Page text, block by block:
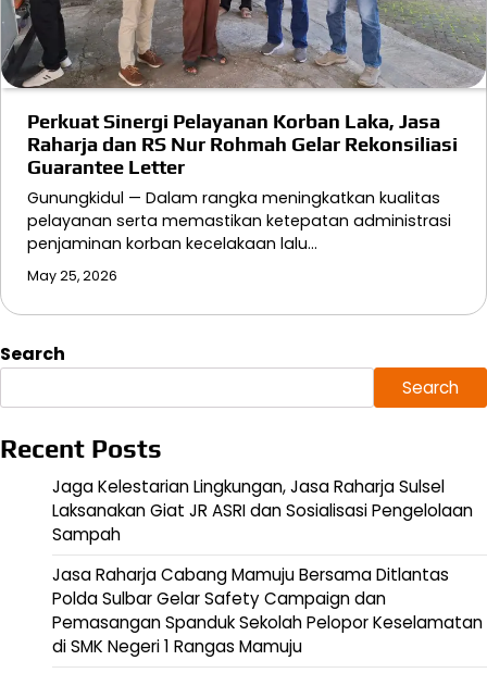
Perkuat Sinergi Pelayanan Korban Laka, Jasa
Raharja dan RS Nur Rohmah Gelar Rekonsiliasi
Guarantee Letter
Gunungkidul — Dalam rangka meningkatkan kualitas
pelayanan serta memastikan ketepatan administrasi
penjaminan korban kecelakaan lalu…
May 25, 2026
Search
Search
Recent Posts
Jaga Kelestarian Lingkungan, Jasa Raharja Sulsel
Laksanakan Giat JR ASRI dan Sosialisasi Pengelolaan
Sampah
Jasa Raharja Cabang Mamuju Bersama Ditlantas
Polda Sulbar Gelar Safety Campaign dan
Pemasangan Spanduk Sekolah Pelopor Keselamatan
di SMK Negeri 1 Rangas Mamuju